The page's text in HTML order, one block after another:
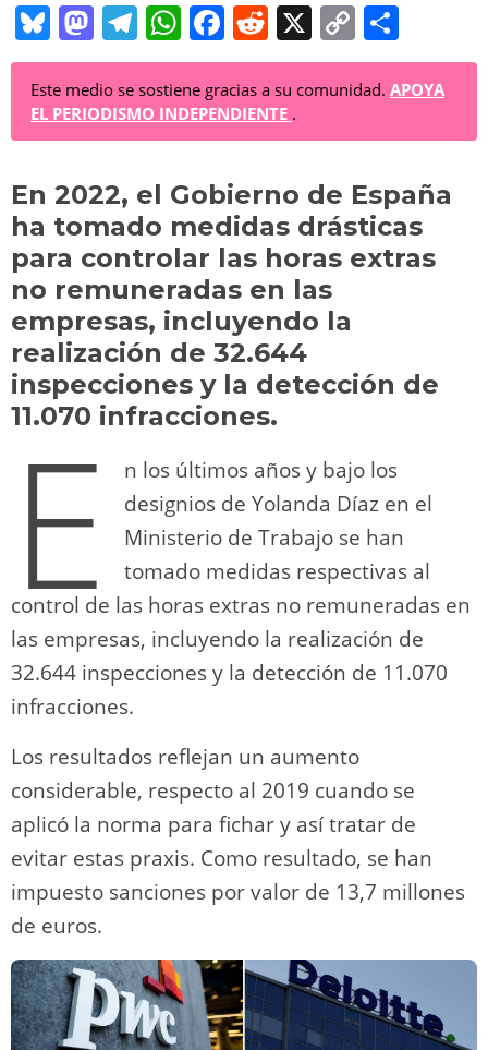
Bl
u
e
sk
y
M
a
st
o
d
o
n
T
el
e
gr
a
m
W
h
at
s
A
p
p
F
a
c
e
b
o
o
k
R
e
d
di
t
X
C
o
p
y
Li
n
k
o
m
p
ar
tir
Este medio se sostiene gracias a su comunidad. APOYA
EL PERIODISMO INDEPENDIENTE .
En 2022, el Gobierno de España
ha tomado medidas drásticas
para controlar las horas extras
no remuneradas en las
empresas, incluyendo la
realización de 32.644
inspecciones y la detección de
11.070 infracciones.
E
n los últimos años y bajo los
designios de Yolanda Díaz en el
Ministerio de Trabajo se han
tomado medidas respectivas al
control de las horas extras no remuneradas en
las empresas, incluyendo la realización de
32.644 inspecciones y la detección de 11.070
infracciones.
Los resultados reflejan un aumento
considerable, respecto al 2019 cuando se
aplicó la norma para fichar y así tratar de
evitar estas praxis. Como resultado, se han
impuesto sanciones por valor de 13,7 millones
de euros.